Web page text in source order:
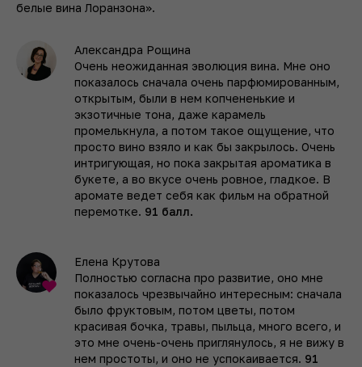
белые вина Лоранзона».
Александра Рощина
Очень неожиданная эволюция вина. Мне оно
показалось сначала очень парфюмированным,
открытым, были в нем копчененькие и
экзотичные тона, даже карамель
промелькнула, а потом такое ощущение, что
просто вино взяло и как бы закрылось. Очень
интригующая, но пока закрытая ароматика в
букете, а во вкусе очень ровное, гладкое. В
аромате ведет себя как фильм на обратной
перемотке. 91 балл.
Елена Крутова
Полностью согласна про развитие, оно мне
показалось чрезвычайно интересным: сначала
было фруктовым, потом цветы, потом
красивая бочка, травы, пыльца, много всего, и
это мне очень-очень приглянулось, я не вижу в
нем простоты, и оно не успокаивается. 91